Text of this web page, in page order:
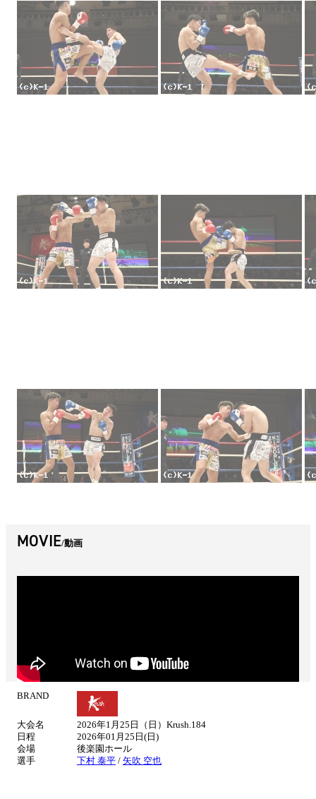
MOVIE 動画
BRAND
大会名
2026年1月25日（日）Krush.184
日程
2026年01月25日(日)
会場
後楽園ホール
選手
下村 泰平 / 矢吹 空也